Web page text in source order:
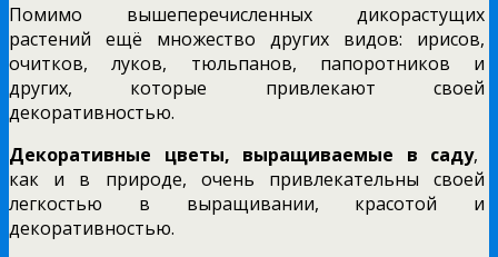
Помимо вышеперечисленных дикорастущих
растений ещё множество других видов: ирисов,
очитков, луков, тюльпанов, папоротников и
других, которые привлекают своей
декоративностью.
Декоративные цветы, выращиваемые в саду,
как и в природе, очень привлекательны своей
легкостью в выращивании, красотой и
декоративностью.